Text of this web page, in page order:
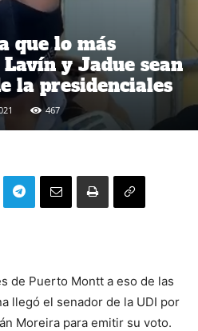
que lo más
y Jadue sean
la presidenciales
467
de Puerto Montt a eso de las
llegó el senador de la UDI por
Moreira para emitir su voto.